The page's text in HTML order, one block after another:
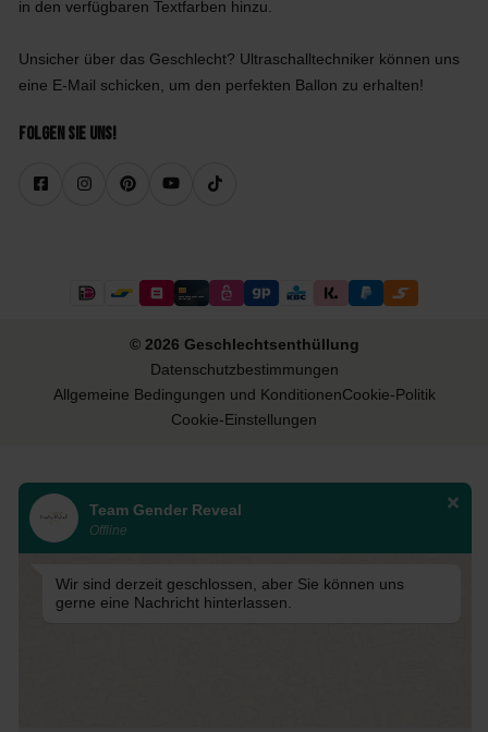
in den verfügbaren Textfarben hinzu.
Unsicher über das Geschlecht? Ultraschalltechniker können uns
eine E-Mail schicken, um den perfekten Ballon zu erhalten!
Folgen Sie uns!
© 2026 Geschlechtsenthüllung
Datenschutzbestimmungen
Allgemeine Bedingungen und KonditionenCookie-Politik
Cookie-Einstellungen
Team Gender Reveal
Offline
Wir sind derzeit geschlossen, aber Sie können uns
gerne eine Nachricht hinterlassen.